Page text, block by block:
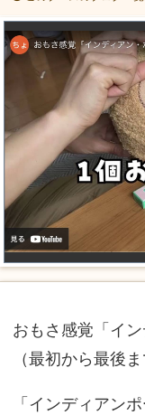
おもさ感覚「イ
（最初から最後
「インディアン